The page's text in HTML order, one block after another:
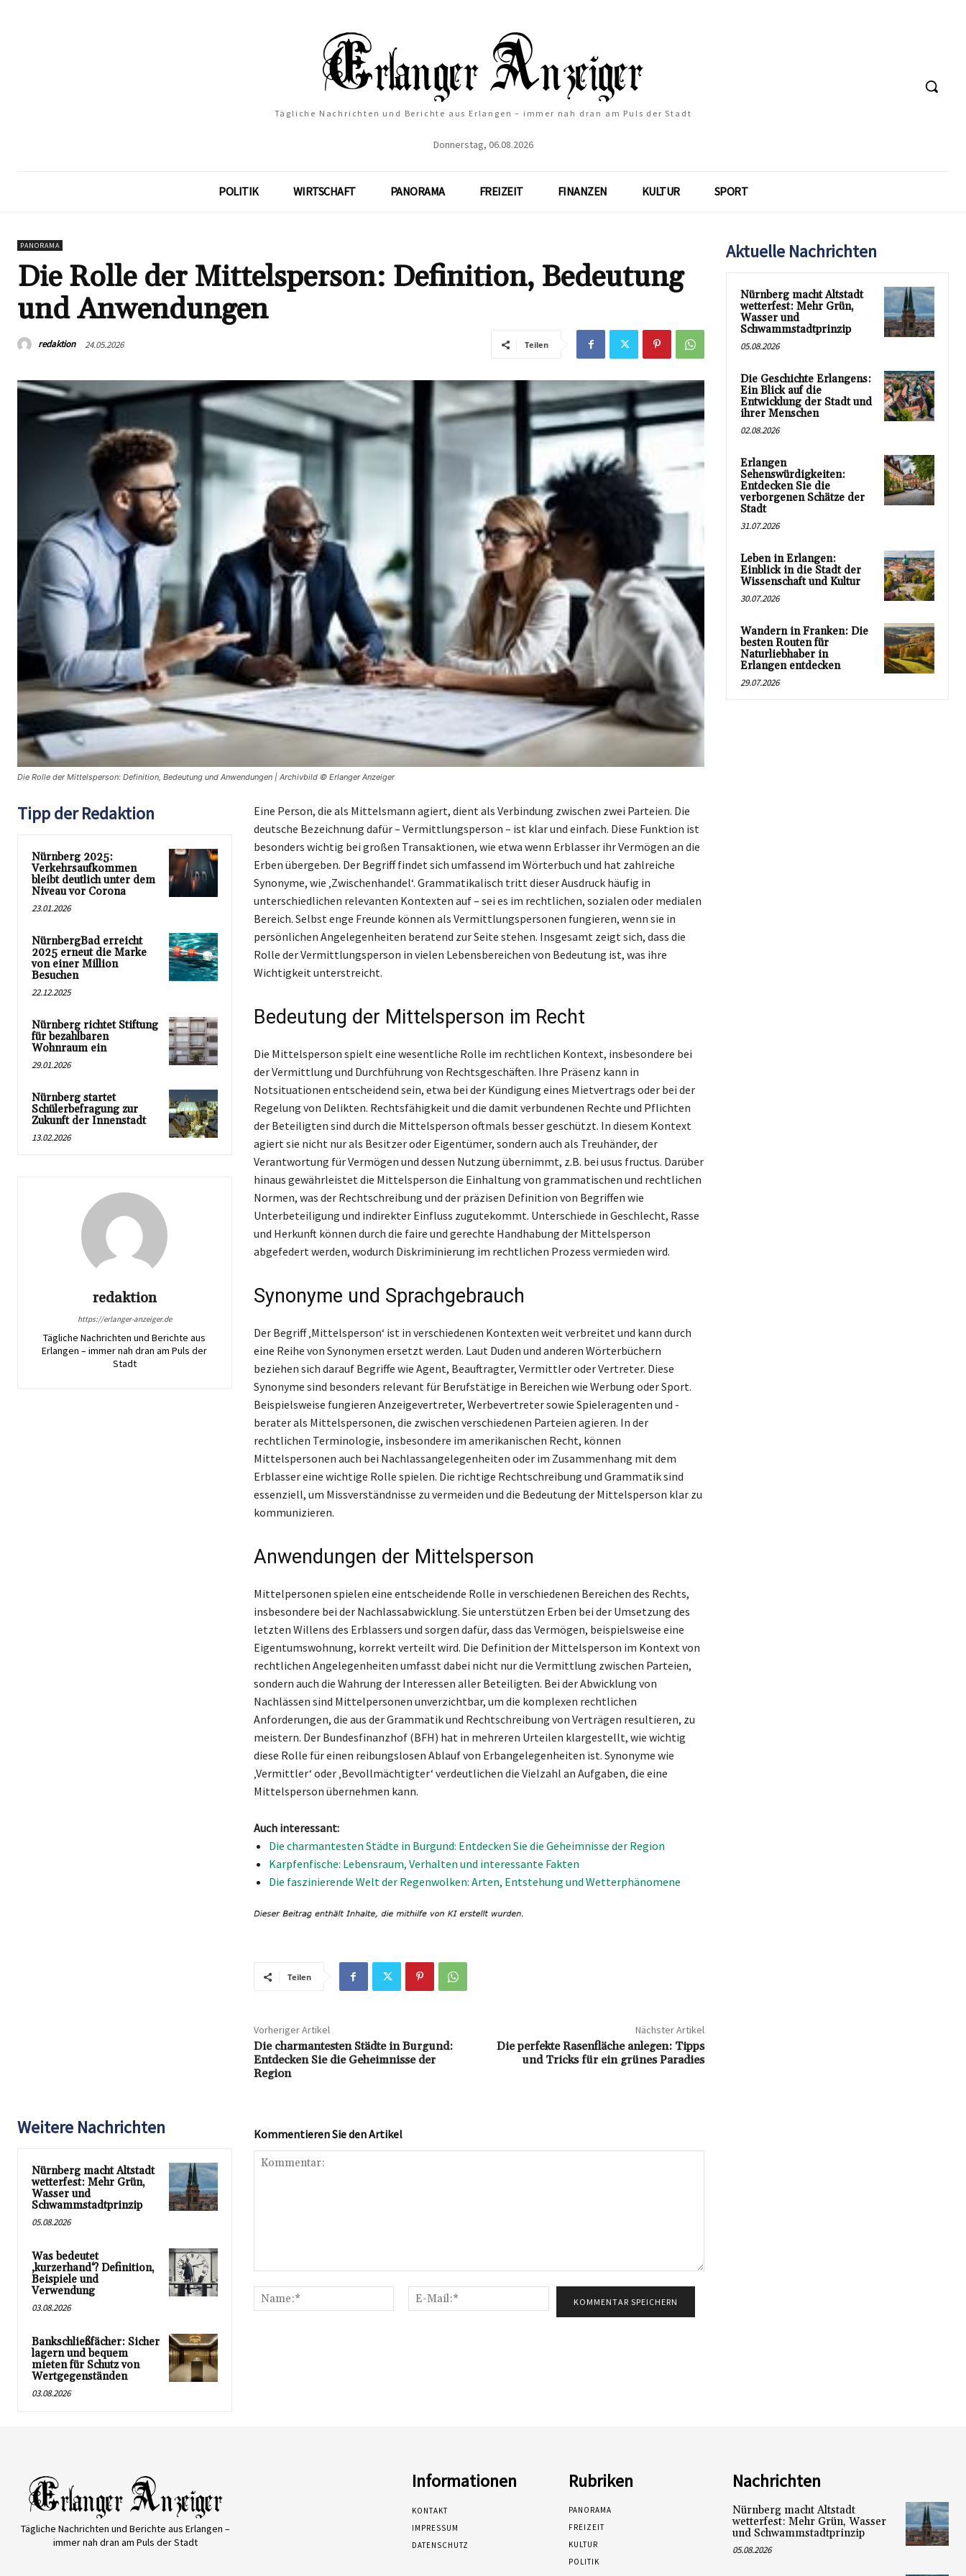
Tägliche Nachrichten und Berichte aus Erlangen – immer nah dran am Puls der Stadt
Donnerstag, 06.08.2026
POLITIK WIRTSCHAFT PANORAMA FREIZEIT FINANZEN KULTUR SPORT
PANORAMA
Die Rolle der Mittelsperson: Definition, Bedeutung
und Anwendungen
redaktion 24.05.2026 Teilen
Die Rolle der Mittelsperson: Definition, Bedeutung und Anwendungen | Archivbild © Erlanger Anzeiger
Tipp der Redaktion
Nürnberg 2025:
Verkehrsaufkommen
bleibt deutlich unter dem
Niveau vor Corona
23.01.2026
NürnbergBad erreicht
2025 erneut die Marke
von einer Million
Besuchen
22.12.2025
Nürnberg richtet Stiftung
für bezahlbaren
Wohnraum ein
29.01.2026
Nürnberg startet
Schülerbefragung zur
Zukunft der Innenstadt
13.02.2026
redaktion
https://erlanger-anzeiger.de
Tägliche Nachrichten und Berichte aus
Erlangen – immer nah dran am Puls der
Stadt
Eine Person, die als Mittelsmann agiert, dient als Verbindung zwischen zwei Parteien. Die
deutsche Bezeichnung dafür – Vermittlungsperson – ist klar und einfach. Diese Funktion ist
besonders wichtig bei großen Transaktionen, wie etwa wenn Erblasser ihr Vermögen an die
Erben übergeben. Der Begriff findet sich umfassend im Wörterbuch und hat zahlreiche
Synonyme, wie ‚Zwischenhandel‘. Grammatikalisch tritt dieser Ausdruck häufig in
unterschiedlichen relevanten Kontexten auf – sei es im rechtlichen, sozialen oder medialen
Bereich. Selbst enge Freunde können als Vermittlungspersonen fungieren, wenn sie in
persönlichen Angelegenheiten beratend zur Seite stehen. Insgesamt zeigt sich, dass die
Rolle der Vermittlungsperson in vielen Lebensbereichen von Bedeutung ist, was ihre
Wichtigkeit unterstreicht.
Bedeutung der Mittelsperson im Recht
Die Mittelsperson spielt eine wesentliche Rolle im rechtlichen Kontext, insbesondere bei
der Vermittlung und Durchführung von Rechtsgeschäften. Ihre Präsenz kann in
Notsituationen entscheidend sein, etwa bei der Kündigung eines Mietvertrags oder bei der
Regelung von Delikten. Rechtsfähigkeit und die damit verbundenen Rechte und Pflichten
der Beteiligten sind durch die Mittelsperson oftmals besser geschützt. In diesem Kontext
agiert sie nicht nur als Besitzer oder Eigentümer, sondern auch als Treuhänder, der
Verantwortung für Vermögen und dessen Nutzung übernimmt, z.B. bei usus fructus. Darüber
hinaus gewährleistet die Mittelsperson die Einhaltung von grammatischen und rechtlichen
Normen, was der Rechtschreibung und der präzisen Definition von Begriffen wie
Unterbeteiligung und indirekter Einfluss zugutekommt. Unterschiede in Geschlecht, Rasse
und Herkunft können durch die faire und gerechte Handhabung der Mittelsperson
abgefedert werden, wodurch Diskriminierung im rechtlichen Prozess vermieden wird.
Synonyme und Sprachgebrauch
Der Begriff ‚Mittelsperson‘ ist in verschiedenen Kontexten weit verbreitet und kann durch
eine Reihe von Synonymen ersetzt werden. Laut Duden und anderen Wörterbüchern
beziehen sich darauf Begriffe wie Agent, Beauftragter, Vermittler oder Vertreter. Diese
Synonyme sind besonders relevant für Berufstätige in Bereichen wie Werbung oder Sport.
Beispielsweise fungieren Anzeigevertreter, Werbevertreter sowie Spieleragenten und -
berater als Mittelspersonen, die zwischen verschiedenen Parteien agieren. In der
rechtlichen Terminologie, insbesondere im amerikanischen Recht, können
Mittelspersonen auch bei Nachlassangelegenheiten oder im Zusammenhang mit dem
Erblasser eine wichtige Rolle spielen. Die richtige Rechtschreibung und Grammatik sind
essenziell, um Missverständnisse zu vermeiden und die Bedeutung der Mittelsperson klar zu
kommunizieren.
Anwendungen der Mittelsperson
Mittelpersonen spielen eine entscheidende Rolle in verschiedenen Bereichen des Rechts,
insbesondere bei der Nachlassabwicklung. Sie unterstützen Erben bei der Umsetzung des
letzten Willens des Erblassers und sorgen dafür, dass das Vermögen, beispielsweise eine
Eigentumswohnung, korrekt verteilt wird. Die Definition der Mittelsperson im Kontext von
rechtlichen Angelegenheiten umfasst dabei nicht nur die Vermittlung zwischen Parteien,
sondern auch die Wahrung der Interessen aller Beteiligten. Bei der Abwicklung von
Nachlässen sind Mittelpersonen unverzichtbar, um die komplexen rechtlichen
Anforderungen, die aus der Grammatik und Rechtschreibung von Verträgen resultieren, zu
meistern. Der Bundesfinanzhof (BFH) hat in mehreren Urteilen klargestellt, wie wichtig
diese Rolle für einen reibungslosen Ablauf von Erbangelegenheiten ist. Synonyme wie
‚Vermittler‘ oder ‚Bevollmächtigter‘ verdeutlichen die Vielzahl an Aufgaben, die eine
Mittelsperson übernehmen kann.
Auch interessant:
Die charmantesten Städte in Burgund: Entdecken Sie die Geheimnisse der Region
Karpfenfische: Lebensraum, Verhalten und interessante Fakten
Die faszinierende Welt der Regenwolken: Arten, Entstehung und Wetterphänomene
Teilen
Vorheriger Artikel
Die charmantesten Städte in Burgund:
Entdecken Sie die Geheimnisse der
Region
Nächster Artikel
Die perfekte Rasenfläche anlegen: Tipps
und Tricks für ein grünes Paradies
Weitere Nachrichten
Nürnberg macht Altstadt
wetterfest: Mehr Grün,
Wasser und
Schwammstadtprinzip
05.08.2026
Was bedeutet
‚kurzerhand‘? Definition,
Beispiele und
Verwendung
03.08.2026
Bankschließfächer: Sicher
lagern und bequem
mieten für Schutz von
Wertgegenständen
03.08.2026
Kommentieren Sie den Artikel
Name:*
Mail:*
Aktuelle Nachrichten
Nürnberg macht Altstadt
wetterfest: Mehr Grün,
Wasser und
Schwammstadtprinzip
05.08.2026
Die Geschichte Erlangens:
Ein Blick auf die
Entwicklung der Stadt und
ihrer Menschen
02.08.2026
Erlangen
Sehenswürdigkeiten:
Entdecken Sie die
verborgenen Schätze der
Stadt
31.07.2026
Leben in Erlangen:
Einblick in die Stadt der
Wissenschaft und Kultur
30.07.2026
Wandern in Franken: Die
besten Routen für
Naturliebhaber in
Erlangen entdecken
29.07.2026
Tägliche Nachrichten und Berichte aus Erlangen –
immer nah dran am Puls der Stadt
Informationen
KONTAKT
IMPRESSUM
DATENSCHUTZ
Rubriken
PANORAMA
FREIZEIT
KULTUR
POLITIK
Nachrichten
Nürnberg macht Altstadt
wetterfest: Mehr Grün, Wasser
und Schwammstadtprinzip
05.08.2026